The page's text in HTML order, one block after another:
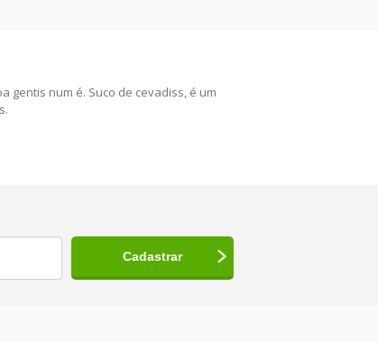
gentis num é. Suco de cevadiss, é um